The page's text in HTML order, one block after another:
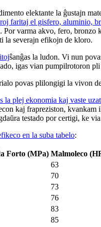
elektante la ĝustajn
faritaj el gisfero, aluminio,
varma akvo, fero,
la severajn efikojn de kloro.
ŝanĝas la ludon. Vi nun
igas vian pumpilrotoron
povas plilongigi la vivon
la plej ekonomia kaj vaste
kaj frapreziston,
testado por certigi, ke
en la suba tabelo:
Forto (MPa) Malmoleco
63
70
73
76
83
85